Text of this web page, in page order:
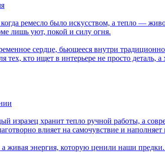
ремесло было искусством, а тепло —
лишь уют, покой и силу огня.
сердце, бьющееся внутри
кто ищет в интерьере не просто деталь,
хранит тепло ручной работы, а
влияет на самочувствие и наполняет
живая энергия, которую ценили наши